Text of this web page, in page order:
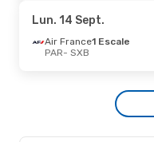
Lun. 14 Sept.
Air France1 Escale
PAR- SXB